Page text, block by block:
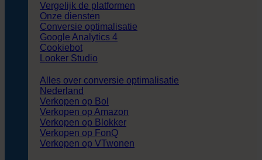
Vergelijk de platformen
Onze diensten
Conversie optimalisatie
Google Analytics 4
Cookiebot
Looker Studio
Alles over conversie optimalisatie
Nederland
Verkopen op Bol
Verkopen op Amazon
Verkopen op Blokker
Verkopen op FonQ
Verkopen op VTwonen